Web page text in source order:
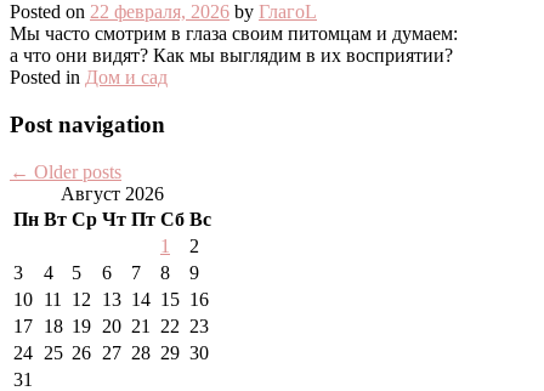
Posted on 22 февраля, 2026 by ГлагоL
Мы часто смотрим в глаза своим питомцам и думаем:
а что они видят? Как мы выглядим в их восприятии?
Posted in Дом и сад
Post navigation
← Older posts
Август 2026
Пн Вт Ср Чт Пт Сб Вс
1
2
3
4 5 6 7 8
9
10 11 12 13 14 15 16
17 18 19 20 21 22 23
24 25 26 27 28 29 30
31